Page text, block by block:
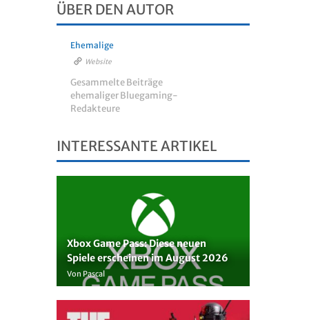
ÜBER DEN AUTOR
Ehemalige
Website
Gesammelte Beiträge
ehemaliger Bluegaming-
Redakteure
INTERESSANTE ARTIKEL
Xbox Game Pass: Diese neuen
Spiele erscheinen im August 2026
Von Pascal